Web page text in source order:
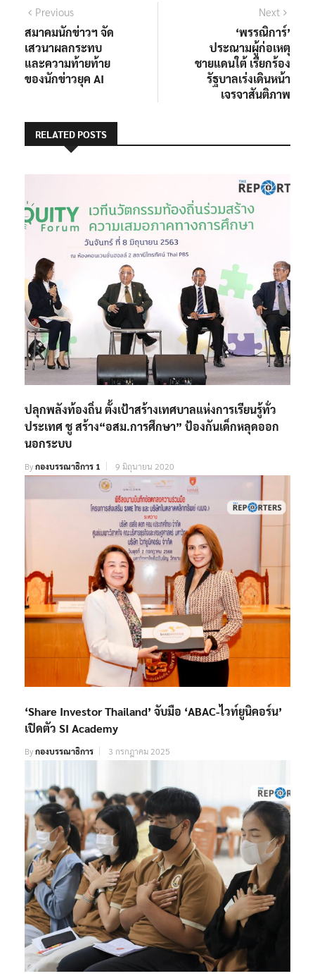
แนะแนว
เรื่อง
Previous
post:
สมาคมนักข่าวฯ จัด
เสวนาผลกระทบ
และความท้ายท้าย
ของนักข่าวยุค AI
Next
‘พรรณิการ์’
ประณามผู้ก่อเหตุ
ชายแดนใต้​ เรียกร้อง
รัฐบาลเร่งเดินหน้า
เจรจาสันติภาพ
RELATED POSTS
ปลุกพลังท้องถิ่น ตั้งเป้าสร้างเทศบาลแห่งการเรียนรู้ทั่ว
ประเทศ ชู สร้าง“อสม.การศึกษา” ป้องกันเด็กหลุดออก
นอกระบบ
Byกองบรรณาธิการ 1 9 มิถุนายน 2020
‘Share Investor Thailand’ จับมือ ‘ABAC-ไวท์ยูนิคอร์น’
เปิดตัว SI Academy
Byกองบรรณาธิการ 3 กรกฎาคม 2025